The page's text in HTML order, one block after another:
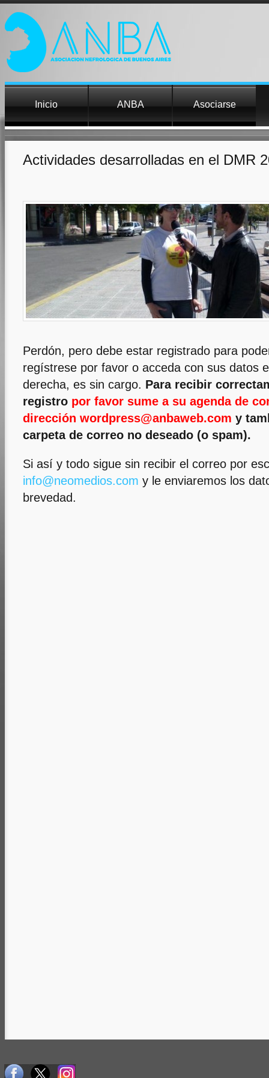
Inicio ANBA Asociarse
Actividades desarrolladas en el DMR
Perdón, pero debe estar registrado para
regístrese por favor o acceda con sus datos
derecha, es sin cargo. Para recibir
registro por favor sume a su agenda de
dirección wordpress@anbaweb.com y
carpeta de correo no deseado (o spam).
Si así y todo sigue sin recibir el correo por
info@neomedios.com y le enviaremos los
brevedad.